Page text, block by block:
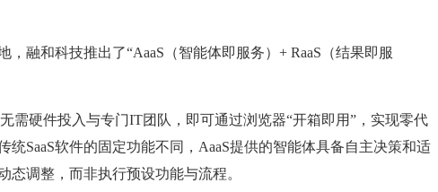
融和科技推出了“AaaS（智能体即服务）+ RaaS（结果即服
硬件投入与专门IT团队，即可通过浏览器“开箱即用”，实现零代
统SaaS软件的固定功能不同，AaaS提供的智能体具备自主决策和适
态调整，而非执行预设功能与流程。